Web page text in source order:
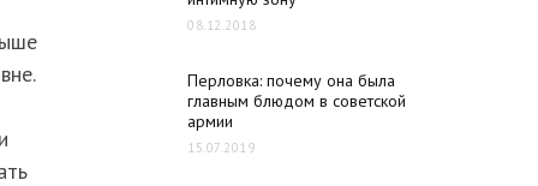
08.12.2018
Перловка: почему она была
главным блюдом в советской
армии
15.07.2019